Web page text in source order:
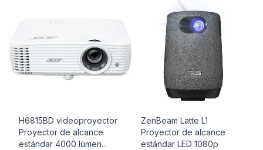
H6815BD videoproyector
Proyector de alcance
estándar 4000 lúmen..
ZenBeam Latte L1
Proyector de alcance
estándar LED 1080p